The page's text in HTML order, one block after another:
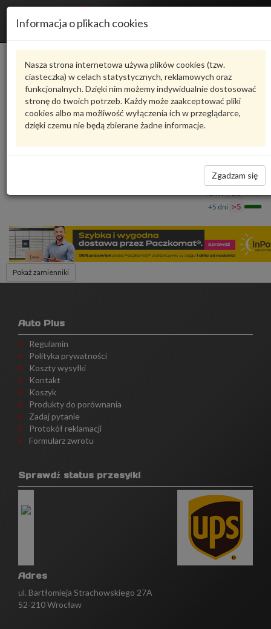
Informacja o plikach cookies
Nasza strona internetowa używa plików cookies (tzw.
ciasteczka) w celach statystycznych, reklamowych oraz
funkcjonalnych. Dzięki nim możemy indywidualnie dostosować
stronę do twoich potrzeb. Każdy może zaakceptować pliki
cookies albo ma możliwość wyłączenia ich w przeglądarce,
dzięki czemu nie będą zbierane żadne informacje.
Zgadzam się
Karta produktu
4M0807158AVAG
VAG - produkt oryginalny VW AUDI SEAT SKODA
kierownica powietrza 4M0807158A VAG
138,19 zł
Dostępność
Wrocław 0
+24 h >20
+5 dni >5
Pokaż zamienniki
Auto Plus
Regulamin
Polityka prywatności
Koszty wysyłki
Kontakt
Koszyk
Produkty do porównania
Zadaj pytanie
Protokół reklamacji
Formularz zwrotu
Sprawdź status przesyłki
Adres
ul. Bartłomieja Strachowskiego 27A
52-210 Wrocław